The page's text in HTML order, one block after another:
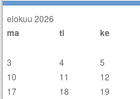
elokuu 2026
ma ti ke
3
4 5
10
11 12
17
18 19